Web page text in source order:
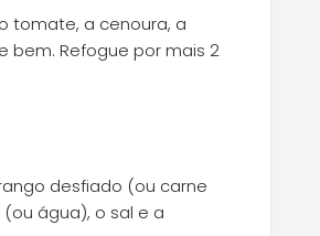
tomate, a cenoura, a
bem. Refogue por mais 2
desfiado (ou carne
água), o sal e a